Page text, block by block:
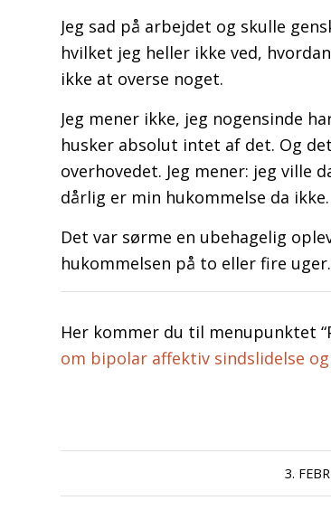
Jeg sad på arbejdet og skulle
hvilket jeg heller ikke ved,
ikke at overse noget.
Jeg mener ikke, jeg nogensinde
husker absolut intet af det. Og
overhovedet. Jeg mener: jeg ville
dårlig er min hukommelse da ikke.
Det var sørme en ubehagelig
hukommelsen på to eller fire
Her kommer du til menupunktet
om bipolar affektiv sindslidelse
3.